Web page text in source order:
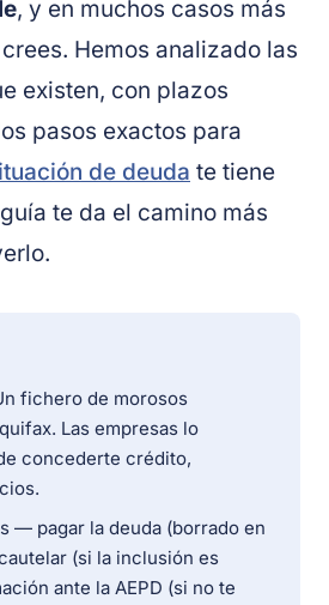
, y en muchos casos más
Hemos analizado las
existen, con plazos
pasos exactos para
de deuda te tiene
te da el camino más
fichero de morosos
Las empresas lo
concederte crédito,
— pagar la deuda (borrado en
(si la inclusión es
ante la AEPD (si no te